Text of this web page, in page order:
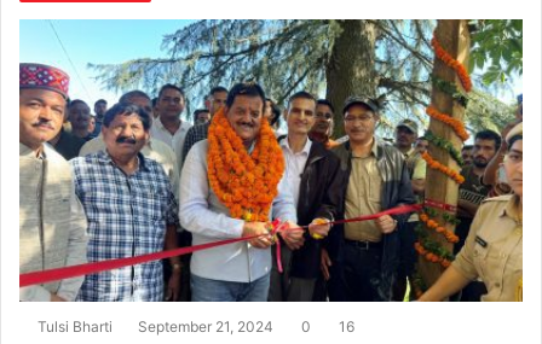
Tulsi Bharti September 21, 2024 0 16